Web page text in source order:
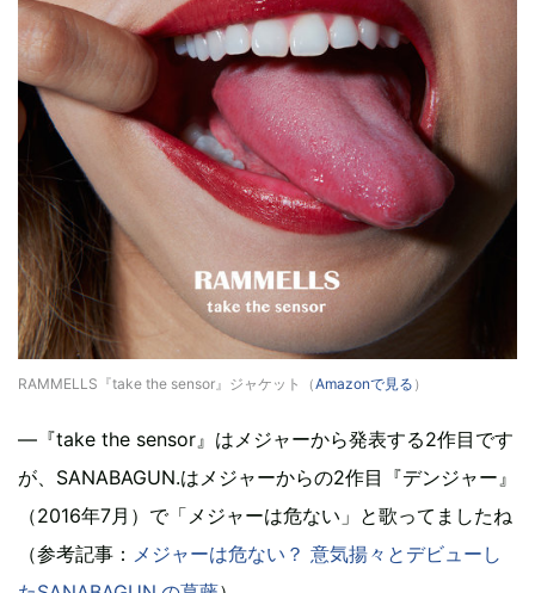
RAMMELLS『take the sensor』ジャケット（Amazonで見る ）
—『take the sensor』はメジャーから発表する2作目です
が、SANABAGUN.はメジャーからの2作目『デンジャー』
（2016年7月）で「メジャーは危ない」と歌ってましたね
（参考記事： メジャーは危ない？ 意気揚々とデビューし